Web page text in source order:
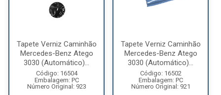
Tapete Verniz Caminhão
Mercedes-Benz Atego
3030 (Automático)...
Código: 16504
Embalagem: PC
Número Original: 923
Tapete Verniz Caminhão
Mercedes-Benz Atego
3030 (Automático)...
Código: 16502
Embalagem: PC
Número Original: 921